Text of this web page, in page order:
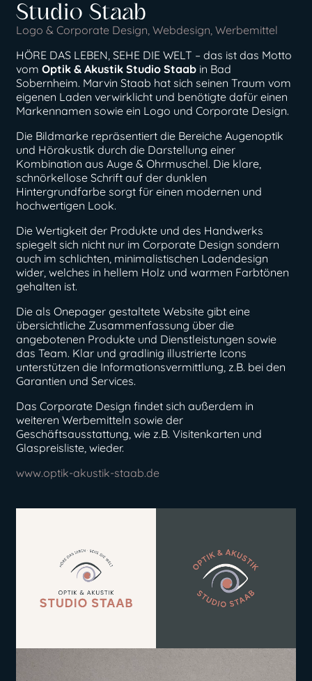
Studio Staab
Logo & Corporate Design Webdesign Werbemittel
HÖRE DAS LEBEN, SEHE DIE WELT – das ist das Motto
vom Optik & Akustik Studio Staab in Bad
Sobernheim. Marvin Staab hat sich seinen Traum vom
eigenen Laden verwirklicht und benötigte dafür einen
Markennamen sowie ein Logo und Corporate Design.
Die Bildmarke repräsentiert die Bereiche Augenoptik
und Hörakustik durch die Darstellung einer
Kombination aus Auge & Ohrmuschel. Die klare,
schnörkellose Schrift auf der dunklen
Hintergrundfarbe sorgt für einen modernen und
hochwertigen Look.
Die Wertigkeit der Produkte und des Handwerks
spiegelt sich nicht nur im Corporate Design sondern
auch im schlichten, minimalistischen Ladendesign
wider, welches in hellem Holz und warmen Farbtönen
gehalten ist.
Die als Onepager gestaltete Website gibt eine
übersichtliche Zusammenfassung über die
angebotenen Produkte und Dienstleistungen sowie
das Team. Klar und gradlinig illustrierte Icons
unterstützen die Informationsvermittlung, z.B. bei den
Garantien und Services.
Das Corporate Design findet sich außerdem in
weiteren Werbemitteln sowie der
Geschäftsausstattung, wie z.B. Visitenkarten und
Glaspreisliste, wieder.
www.optik-akustik-staab.de